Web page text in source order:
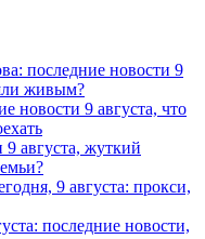
последние новости 9
живым?
новости 9 августа, что
августа, жуткий
9 августа: прокси,
последние новости,